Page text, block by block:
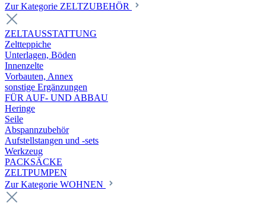
Zur Kategorie ZELTZUBEHÖR
ZELTAUSSTATTUNG
Zeltteppiche
Unterlagen, Böden
Innenzelte
Vorbauten, Annex
sonstige Ergänzungen
FÜR AUF- UND ABBAU
Heringe
Seile
Abspannzubehör
Aufstellstangen und -sets
Werkzeug
PACKSÄCKE
ZELTPUMPEN
Zur Kategorie WOHNEN